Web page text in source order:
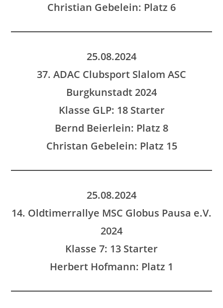
Christian Gebelein: Platz 6
25.08.2024
37. ADAC Clubsport Slalom ASC
Burgkunstadt 2024
Klasse GLP: 18 Starter
Bernd Beierlein: Platz 8
Christan Gebelein: Platz 15
25.08.2024
14. Oldtimerrallye MSC Globus Pausa e.V.
2024
Klasse 7: 13 Starter
Herbert Hofmann: Platz 1